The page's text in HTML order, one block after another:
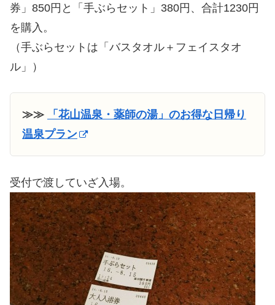
券」850円と「手ぶらセット」380円、合計1230円
を購入。
（手ぶらセットは「バスタオル＋フェイスタオ
ル」）
≫≫
「花山温泉・薬師の湯」のお得な日帰り
温泉プラン
受付で渡していざ入場。